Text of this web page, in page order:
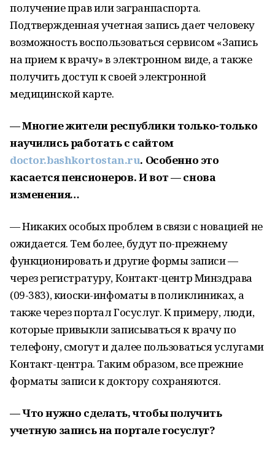
получение прав или загранпаспорта.
Подтвержденная учетная запись дает человеку
возможность воспользоваться сервисом «Запись
на прием к врачу» в электронном виде, а также
получить доступ к своей электронной
медицинской карте.
— Многие жители республики только-только
научились работать с сайтом
doctor.bashkortostan.ru. Особенно это
касается пенсионеров. И вот — снова
изменения…
— Никаких особых проблем в связи с новацией не
ожидается. Тем более, будут по-прежнему
функционировать и другие формы записи —
через регистратуру, Контакт-центр Минздрава
(09-383), киоски-инфоматы в поликлиниках, а
также через портал Госуслуг. К примеру, люди,
которые привыкли записываться к врачу по
телефону, смогут и далее пользоваться услугами
Контакт-центра. Таким образом, все прежние
форматы записи к доктору сохраняются.
— Что нужно сделать, чтобы получить
учетную запись на портале госуслуг?